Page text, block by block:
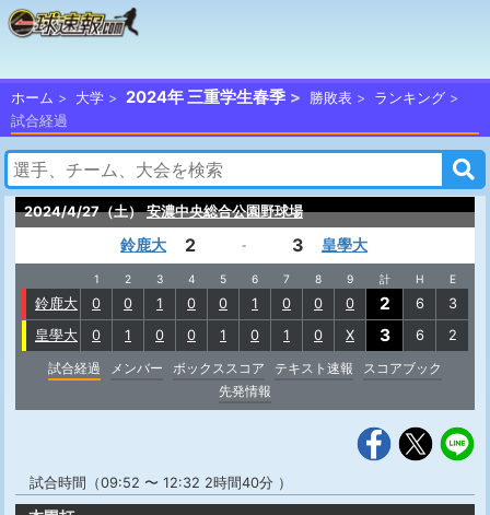
ホーム 大学 2024年 三重学生春季 勝敗表
ランキング
試合経過
2024/4/27（土） 安濃中央総合公園野球場
鈴鹿大 2 - 3 皇學大
1 2 3 4 5 6 7 8 9 計 H E
鈴鹿大 0 0 1 0 0 1 0 0 0 2 6
3
皇學大
0 1 0 0 1 0 1 0 X 3 6
2
試合経過
メンバー ボックススコア テキスト速報
スコアブック
先発情報
試合時間（09:52 〜 12:32 2時間40分 ）